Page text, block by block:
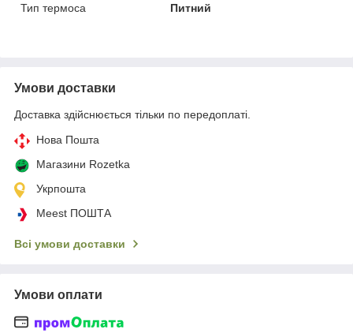
Тип термоса
Питний
Умови доставки
Доставка здійснюється тільки по передоплаті.
Нова Пошта
Магазини Rozetka
Укрпошта
Meest ПОШТА
Всі умови доставки
Умови оплати